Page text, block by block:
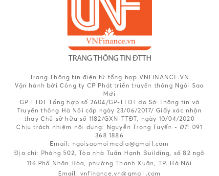
Trang Thông tin điện tử tổng hợp VNFINANCE.VN
Vận hành bởi Công ty CP Phát triển truyền thông Ngôi Sao
Mới
GP TTĐT Tổng hợp số 2604/GP-TTĐT do Sở Thông tin và
Truyền thông Hà Nội cấp ngày 23/06/2017/ Giấy xác nhận
thay Chủ sở hữu số 1182/GXN-TTĐT, ngày 10/04/2020
Chịu trách nhiệm nội dung: Nguyễn Trọng Tuyến - ĐT: 091
368 1886
Email: ngoisaomoimedia@gmail.com
Địa chỉ: Phòng 502, Tòa nhà Tuấn Hạnh Building, số 82 ngõ
116 Phố Nhân Hòa, phường Thanh Xuân, TP. Hà Nội
Email: vnfinance.vn@gmail.com